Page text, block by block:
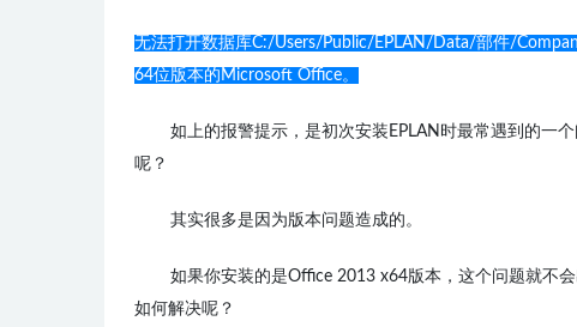
无法打开数据库C:/Users/Public/EPLAN/Data/部件/
64位版本的Microsoft Office。
如上的报警提示，是初次安装EPLAN时最常遇到的一
呢？
其实很多是因为版本问题造成的。
如果你安装的是Office 2013 x64版本，这个问题就不
如何解决呢？